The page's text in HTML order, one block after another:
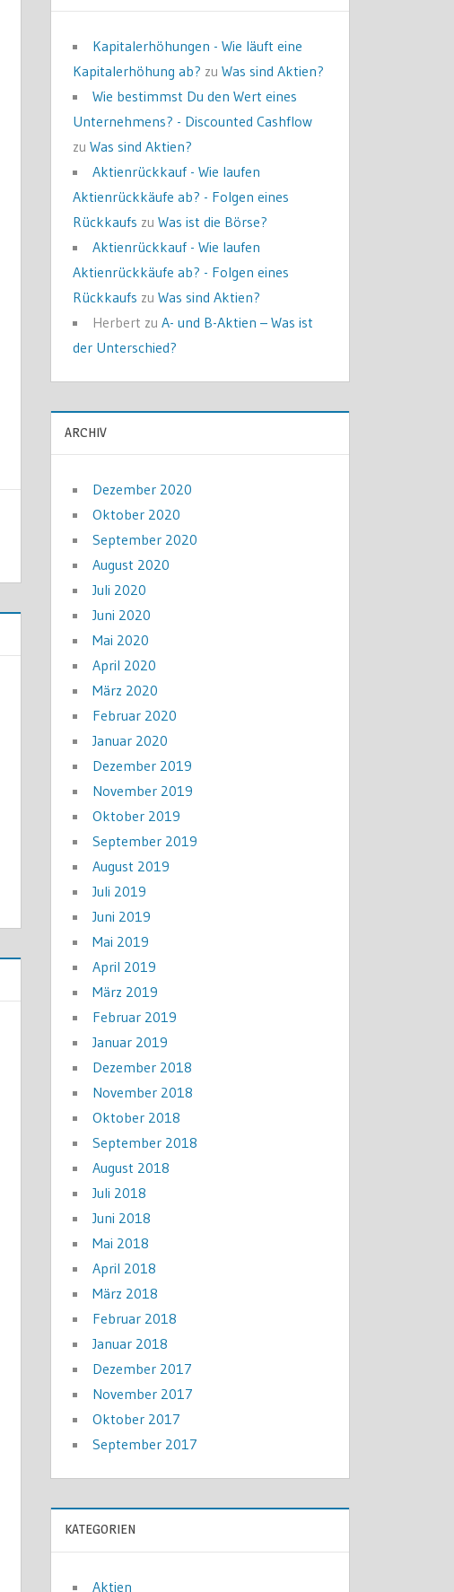
Kapitalerhöhungen - Wie läuft eine
Kapitalerhöhung ab? zuWas sind Aktien?
Wie bestimmst Du den Wert eines
Unternehmens? - Discounted Cashflow
zuWas sind Aktien?
Aktienrückkauf - Wie laufen
Aktienrückkäufe ab? - Folgen eines
Rückkaufs zuWas ist die Börse?
Aktienrückkauf - Wie laufen
Aktienrückkäufe ab? - Folgen eines
Rückkaufs zuWas sind Aktien?
Herbert zuA- und B-Aktien – Was ist
der Unterschied?
ARCHIV
Dezember 2020
Oktober 2020
September 2020
August 2020
Juli 2020
Juni 2020
Mai 2020
April 2020
März 2020
Februar 2020
Januar 2020
Dezember 2019
November 2019
Oktober 2019
September 2019
August 2019
Juli 2019
Juni 2019
Mai 2019
April 2019
März 2019
Februar 2019
Januar 2019
Dezember 2018
November 2018
Oktober 2018
September 2018
August 2018
Juli 2018
Juni 2018
Mai 2018
April 2018
März 2018
Februar 2018
Januar 2018
Dezember 2017
November 2017
Oktober 2017
September 2017
KATEGORIEN
Aktien